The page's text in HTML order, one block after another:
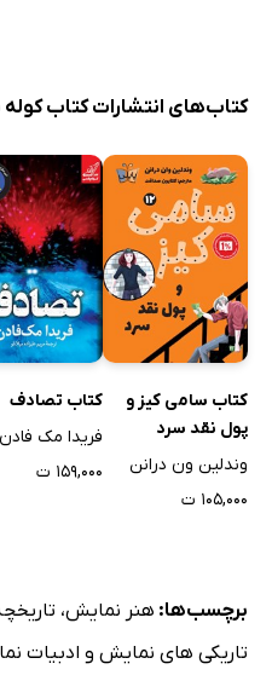
کتاب‌های انتشارات کتاب
کتاب سامی کیز و
پول نقد سرد
وندلین ون درانن
۱۰۵,۰۰۰ ت
کتاب تصادف
فریدا مک فادن
۱۵۹,۰۰۰ ت
برچسب‌ها: هنر نمایش،
تاریکی های نمایش و ادبیات